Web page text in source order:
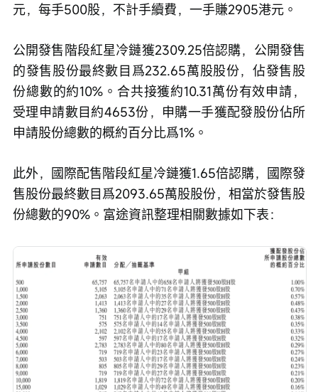
元，每手500股，不計手續費，一手賺2905港元。
公開發售階段紅星冷鏈獲2309.25倍認購，公開發售
的發售股份最終數目爲232.65萬股股份，佔發售股
份總數的約10%。合共接獲約10.31萬份有效申請，
受理申請數目約4653份，申購一手獲配發股份佔所
申請股份總數的概約百分比爲1%。
此外，國際配售階段紅星冷鏈獲1.65倍認購，國際發
售股份最終數目爲2093.65萬股股份，相當於發售股
份總數的90%。富途資訊整理相關數據如下表：